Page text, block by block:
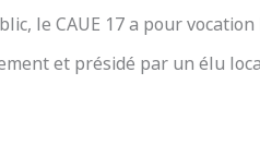
le CAUE 17 a pour
et présidé par un élu